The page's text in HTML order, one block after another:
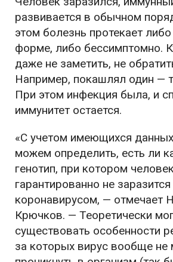
развивается в обычном
этом болезнь протекает
форме, либо бессимптомно.
даже не заметить, не
Например, покашлял один —
При этом инфекция была, и
иммунитет остается.
«С учетом имеющихся
можем определить, есть ли
генотип, при котором
гарантированно не заразится
коронавирусом, — отмечает
Крючков. — Теоретически
существовать особенности
за которых вирус вообще не